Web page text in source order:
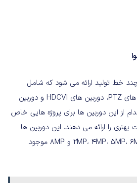
خط تولید ارائه می شود که شامل
، دوربین های
و دوربین
از این دوربین ها برای پروژه هایی خاص
را ارائه می دهند. این دوربین ها
، 4MP، 5MP، و
موجود